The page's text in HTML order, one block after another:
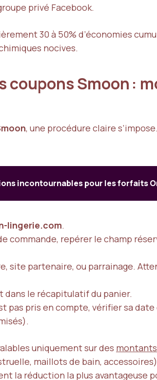
privé Facebook.
30 à 50% d’économies
nocives.
Smoon :
, une procédure claire
incontournables pour les forfaits
lingerie.com.
commande, repérer le champ
site partenaire, ou parrainage.
dans le récapitulatif du panier.
pas pris en compte, vérifier sa
uniquement sur des
maillots de bain,
la réduction la plus avantageuse